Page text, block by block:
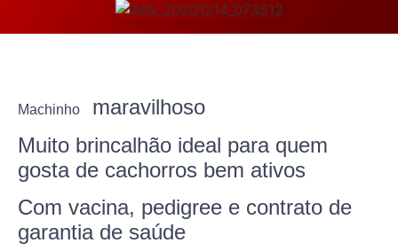
Machinho
maravilhoso
Muito brincalhão ideal para quem
gosta de cachorros bem ativos
Com vacina, pedigree e contrato de
garantia de saúde